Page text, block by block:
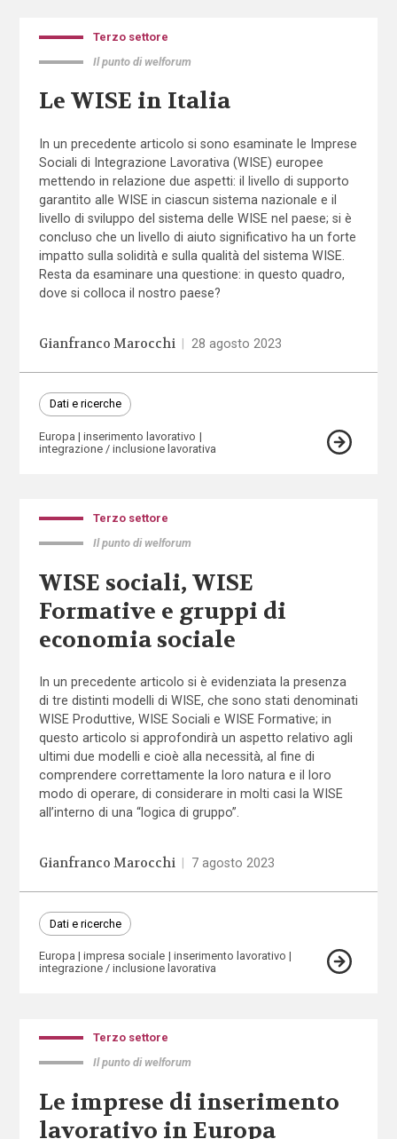
Terzo settore
Il punto di welforum
Le WISE in Italia
In un precedente articolo si sono esaminate le Imprese
Sociali di Integrazione Lavorativa (WISE) europee
mettendo in relazione due aspetti: il livello di supporto
garantito alle WISE in ciascun sistema nazionale e il
livello di sviluppo del sistema delle WISE nel paese; si è
concluso che un livello di aiuto significativo ha un forte
impatto sulla solidità e sulla qualità del sistema WISE.
Resta da esaminare una questione: in questo quadro,
dove si colloca il nostro paese?
Gianfranco Marocchi 28 agosto 2023
Dati e ricerche
Europa
inserimento lavorativo
integrazione / inclusione lavorativa
Terzo settore
Il punto di welforum
WISE sociali, WISE
Formative e gruppi di
economia sociale
In un precedente articolo si è evidenziata la presenza
di tre distinti modelli di WISE, che sono stati denominati
WISE Produttive, WISE Sociali e WISE Formative; in
questo articolo si approfondirà un aspetto relativo agli
ultimi due modelli e cioè alla necessità, al fine di
comprendere correttamente la loro natura e il loro
modo di operare, di considerare in molti casi la WISE
all’interno di una “logica di gruppo”.
Gianfranco Marocchi 7 agosto 2023
Dati e ricerche
Europa impresa sociale
inserimento lavorativo
integrazione / inclusione lavorativa
Terzo settore
Il punto di welforum
Le imprese di inserimento
lavorativo in Europa